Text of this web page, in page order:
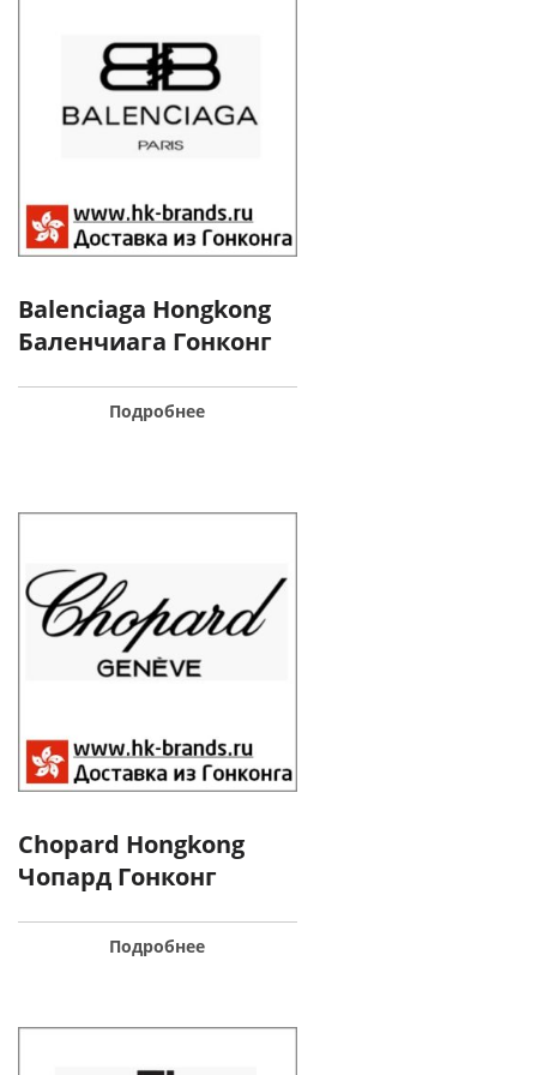
Balenciaga Hongkong
Баленчиага Гонконг
Подробнее
Chopard Hongkong
Чопард Гонконг
Подробнее